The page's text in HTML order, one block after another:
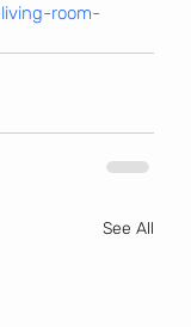
room-
See All